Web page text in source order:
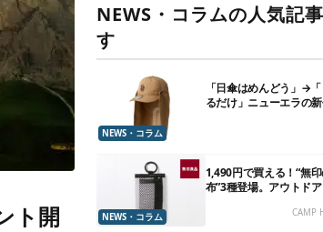
ト開
NEWS・コラムの人気記
す
NEWS・コラム
「日傘はめんどう」→
るだけ」ニューエラの
NEWS・コラム
1,490円で買える！“無
布”3種登場。アウトド
CAMP